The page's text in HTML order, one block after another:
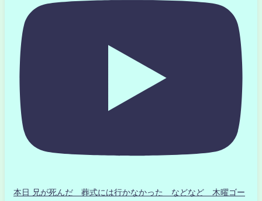
本日 兄が死んだ 葬式には行かなかった などなど 木曜ゴー